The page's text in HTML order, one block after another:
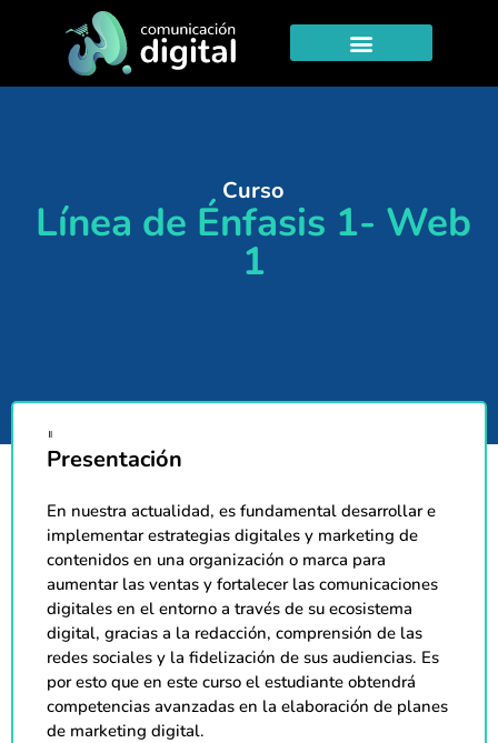
Curso
Línea de Énfasis 1- Web
1
Presentación
En nuestra actualidad, es fundamental desarrollar e
implementar estrategias digitales y marketing de
contenidos en una organización o marca para
aumentar las ventas y fortalecer las comunicaciones
digitales en el entorno a través de su ecosistema
digital, gracias a la redacción, comprensión de las
redes sociales y la fidelización de sus audiencias. Es
por esto que en este curso el estudiante obtendrá
competencias avanzadas en la elaboración de planes
de marketing digital.